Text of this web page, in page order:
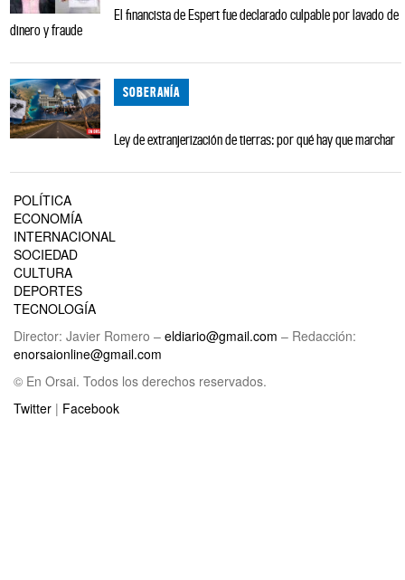
El financista de Espert fue declarado culpable por lavado de
dinero y fraude
SOBERANÍA
Ley de extranjerización de tierras: por qué hay que marchar
POLÍTICA
ECONOMÍA
INTERNACIONAL
SOCIEDAD
CULTURA
DEPORTES
TECNOLOGÍA
Director: Javier Romero – eldiario@gmail.com – Redacción:
enorsaionline@gmail.com
© En Orsai. Todos los derechos reservados.
Twitter | Facebook